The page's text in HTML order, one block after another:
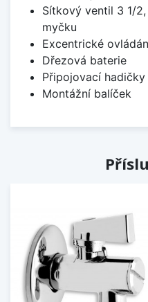
Sítkový ventil 3 1/
myčku
Excentrické
Dřezová baterie
Připojovací hadičky
Montážní balíček